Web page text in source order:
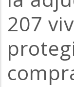
207